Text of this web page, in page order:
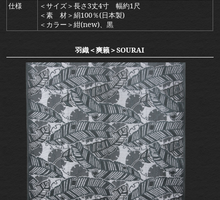
仕様
＜サイズ＞長さ3丈4寸 幅約1尺
＜素 材＞絹100％(日本製)
＜カラー＞紺(new)、黒
羽織＜爽籟＞SOURAI